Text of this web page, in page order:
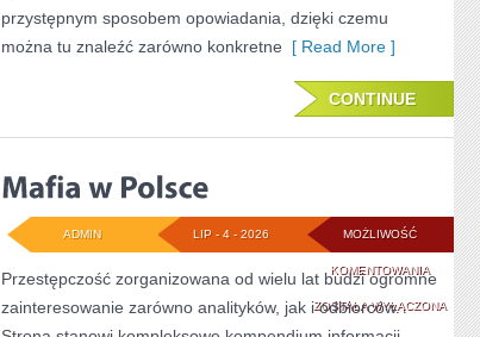
przystępnym sposobem opowiadania, dzięki czemu
można tu znaleźć zarówno konkretne [ Read More ]
CONTINUE
MOŻLIWOŚĆ
KOMENTOWANIAMAFIA
W
ZOSTAŁA WYŁĄCZONA
LIP - 4 - 2026
ADMIN
Przestępczość zorganizowana od wielu lat budzi ogromne
zainteresowanie zarówno analityków, jak i odbiorców.